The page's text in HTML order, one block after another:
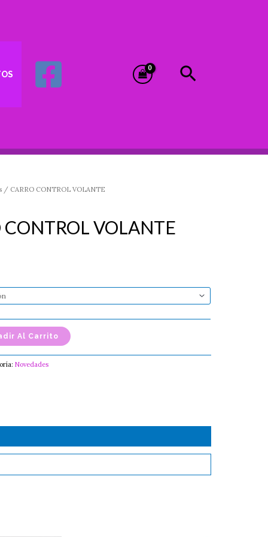
Buscar
/ CARRO CONTROL VOLANTE
CONTROL VOLANTE
Al Carrito
Novedades